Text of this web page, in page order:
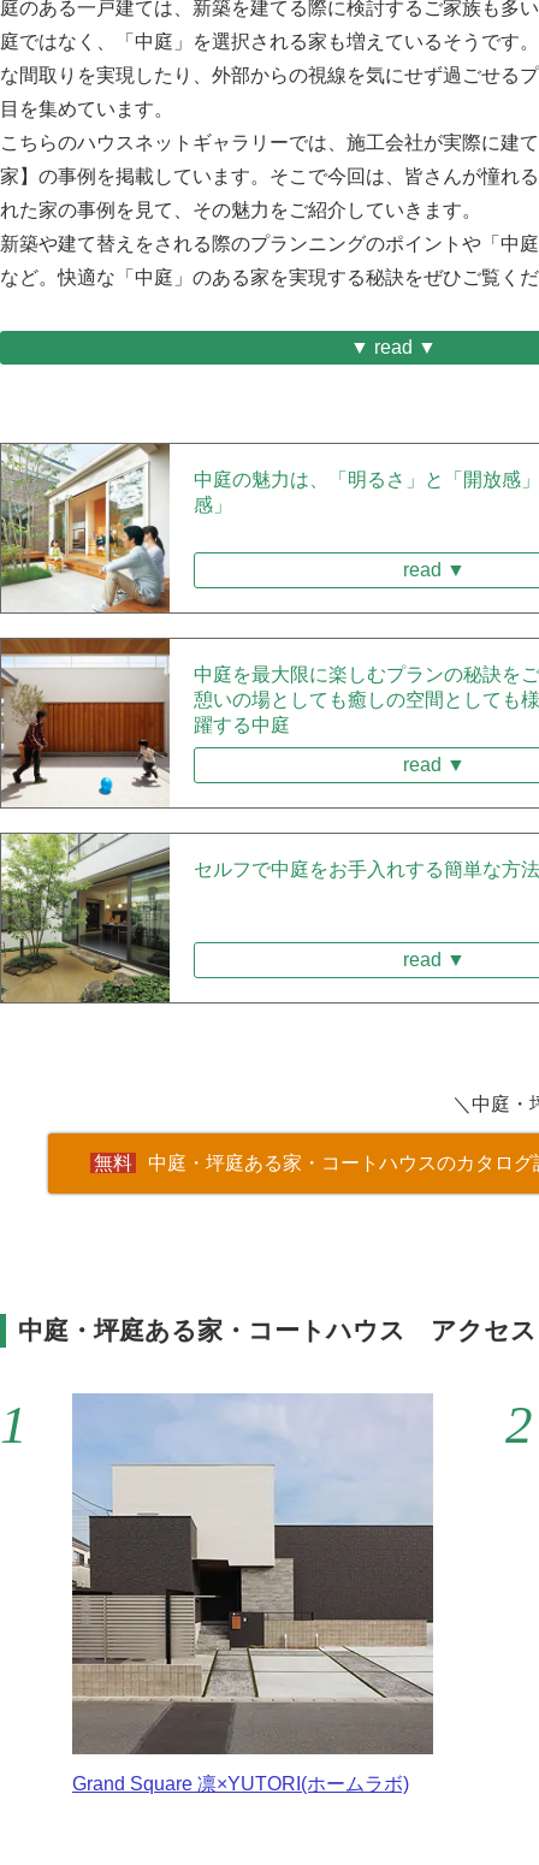
庭のある一戸建ては、新築を建てる際に検討するご家族も多
庭ではなく、「中庭」を選択される家も増えているそうです
な間取りを実現したり、外部からの視線を気にせず過ごせる
目を集めています。
こちらのハウスネットギャラリーでは、施工会社が実際に建
家】の事例を掲載しています。そこで今回は、皆さんが憧れ
れた家の事例を見て、その魅力をご紹介していきます。
新築や建て替えをされる際のプランニングのポイントや「中
など。快適な「中庭」のある家を実現する秘訣をぜひご覧く
▼ read ▼
中庭の魅力は、「明るさ」と「開放感
感」
read ▼
中庭を最大限に楽しむプランの秘訣を
憩いの場としても癒しの空間としても
躍する中庭
read ▼
セルフで中庭をお手入れする簡単な方法
read ▼
＼中庭・
中庭・坪庭ある家・コートハウスのカタログ
中庭・坪庭ある家・コートハウス アクセ
Grand Square 凛×YUTORI(ホームラボ)